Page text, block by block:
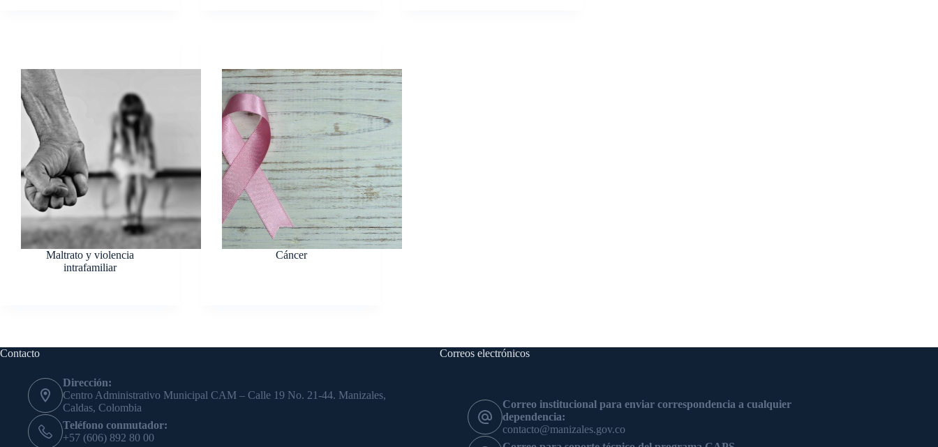
Maltrato y violencia
intrafamiliar
Cáncer
Contacto
Dirección:
Centro Administrativo Municipal CAM – Calle 19 No. 21-44. Manizales,
Caldas, Colombia
Teléfono conmutador:
+57 (606) 892 80 00
Correos electrónicos
Correo institucional para enviar correspondencia a cualquier
dependencia:
contacto@manizales.gov.co